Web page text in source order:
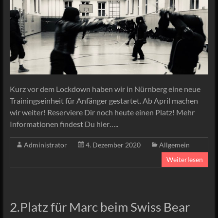
Kurz vor dem Lockdown haben wir in Nürnberg eine neue
Trainingseinheit für Anfänger gestartet. Ab April machen
wir weiter! Reserviere Dir noch heute einen Platz! Mehr
Informationen findest Du hier…..
Administrator 4. Dezember 2020
Allgemein
Weiterlesen
2.Platz für Marc beim Swiss Bear